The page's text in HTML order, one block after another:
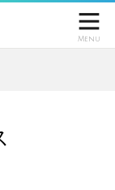

Menu